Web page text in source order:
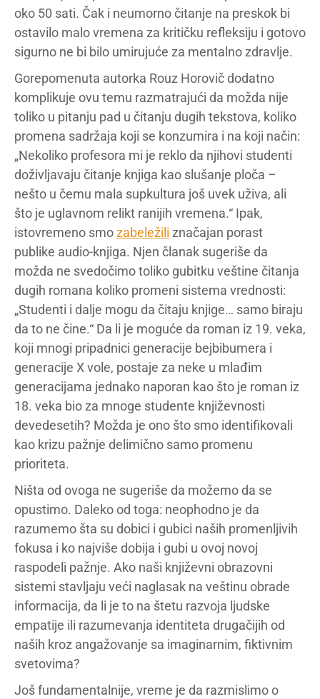
oko 50 sati. Čak i neumorno čitanje na preskok bi
ostavilo malo vremena za kritičku refleksiju i gotovo
sigurno ne bi bilo umirujuće za mentalno zdravlje.
Gorepomenuta autorka Rouz Horovič dodatno
komplikuje ovu temu razmatrajući da možda nije
toliko u pitanju pad u čitanju dugih tekstova, koliko
promena sadržaja koji se konzumira i na koji način:
„Nekoliko profesora mi je reklo da njihovi studenti
doživljavaju čitanje knjiga kao slušanje ploča –
nešto u čemu mala supkultura još uvek uživa, ali
što je uglavnom relikt ranijih vremena.“ Ipak,
istovremeno smozabeležili značajan porast
publike audio-knjiga. Njen članak sugeriše da
možda ne svedočimo toliko gubitku veštine čitanja
dugih romana koliko promeni sistema vrednosti:
„Studenti i dalje mogu da čitaju knjige… samo biraju
da to ne čine.“ Da li je moguće da roman iz 19. veka,
koji mnogi pripadnici generacije bejbibumera i
generacije X vole, postaje za neke u mlađim
generacijama jednako naporan kao što je roman iz
18. veka bio za mnoge studente književnosti
devedesetih? Možda je ono što smo identifikovali
kao krizu pažnje delimično samo promenu
prioriteta.
Ništa od ovoga ne sugeriše da možemo da se
opustimo. Daleko od toga: neophodno je da
razumemo šta su dobici i gubici naših promenljivih
fokusa i ko najviše dobija i gubi u ovoj novoj
raspodeli pažnje. Ako naši književni obrazovni
sistemi stavljaju veći naglasak na veštinu obrade
informacija, da li je to na štetu razvoja ljudske
empatije ili razumevanja identiteta drugačijih od
naših kroz angažovanje sa imaginarnim, fiktivnim
svetovima?
Još fundamentalnije, vreme je da razmislimo o